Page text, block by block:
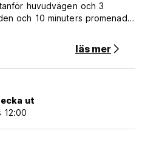
huvudvägen och 3
och 10 minuters promenad
tropiska trädgårdsområdet
bok, spela online eller helt
och få nya vänner.
rum och har dubbel- och
läs mer
ut
12:00